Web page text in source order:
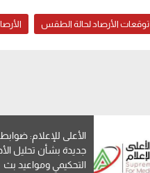
توقعات الأرصاد لحالة الطقس
الأعلى للإعلام: ضوابط
جديدة بشأن تحليل
التحكيمي ومواعيد بث